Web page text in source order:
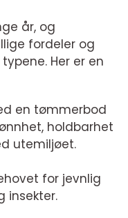
år, og
fordeler og
Her er en
en tømmerbod
holdbarhet
utemiljøet.
for jevnlig
insekter.